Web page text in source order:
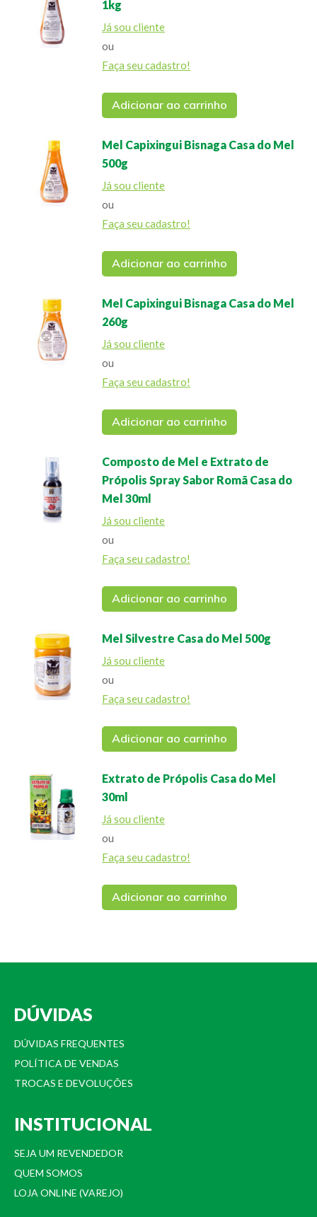
1kg
Já sou cliente
ou
Faça seu cadastro!
Adicionar ao carrinho
Mel Capixingui Bisnaga Casa do Mel
500g
Já sou cliente
ou
Faça seu cadastro!
Adicionar ao carrinho
Mel Capixingui Bisnaga Casa do Mel
260g
Já sou cliente
ou
Faça seu cadastro!
Adicionar ao carrinho
Composto de Mel e Extrato de
Própolis Spray Sabor Romã Casa do
Mel 30ml
Já sou cliente
ou
Faça seu cadastro!
Adicionar ao carrinho
Mel Silvestre Casa do Mel 500g
Já sou cliente
ou
Faça seu cadastro!
Adicionar ao carrinho
Extrato de Própolis Casa do Mel
30ml
Já sou cliente
ou
Faça seu cadastro!
Adicionar ao carrinho
DÚVIDAS
DÚVIDAS FREQUENTES
POLÍTICA DE VENDAS
TROCAS E DEVOLUÇÕES
INSTITUCIONAL
SEJA UM REVENDEDOR
QUEM SOMOS
LOJA ONLINE (VAREJO)